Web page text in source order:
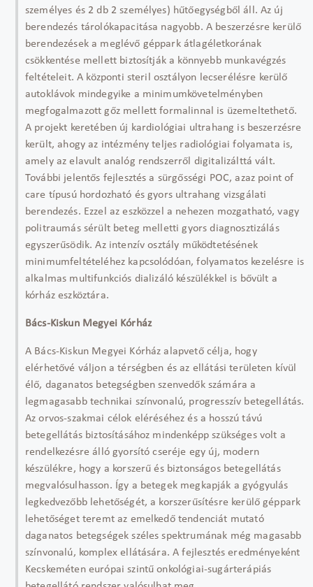
személyes és 2 db 2 személyes) hűtőegységből áll. Az új
berendezés tárolókapacitása nagyobb. A beszerzésre kerülő
berendezések a meglévő géppark átlagéletkorának
csökkentése mellett biztosítják a könnyebb munkavégzés
feltételeit. A központi steril osztályon lecserélésre kerülő
autoklávok mindegyike a minimumkövetelményben
megfogalmazott gőz mellett formalinnal is üzemeltethető.
A projekt keretében új kardiológiai ultrahang is beszerzésre
került, ahogy az intézmény teljes radiológiai folyamata is,
amely az elavult analóg rendszerről digitalizálttá vált.
További jelentős fejlesztés a sürgősségi POC, azaz point of
care típusú hordozható és gyors ultrahang vizsgálati
berendezés. Ezzel az eszközzel a nehezen mozgatható, vagy
politraumás sérült beteg melletti gyors diagnosztizálás
egyszerűsödik. Az intenzív osztály működtetésének
minimumfeltételéhez kapcsolódóan, folyamatos kezelésre is
alkalmas multifunkciós dializáló készülékkel is bővült a
kórház eszköztára.
Bács-Kiskun Megyei Kórház
A Bács-Kiskun Megyei Kórház alapvető célja, hogy
elérhetővé váljon a térségben és az ellátási területen kívül
élő, daganatos betegségben szenvedők számára a
legmagasabb technikai színvonalú, progresszív betegellátás.
Az orvos-szakmai célok eléréséhez és a hosszú távú
betegellátás biztosításához mindenképp szükséges volt a
rendelkezésre álló gyorsító cseréje egy új, modern
készülékre, hogy a korszerű és biztonságos betegellátás
megvalósulhasson. Így a betegek megkapják a gyógyulás
legkedvezőbb lehetőségét, a korszerűsítésre kerülő géppark
lehetőséget teremt az emelkedő tendenciát mutató
daganatos betegségek széles spektrumának még magasabb
színvonalú, komplex ellátására. A fejlesztés eredményeként
Kecskeméten európai szintű onkológiai-sugárterápiás